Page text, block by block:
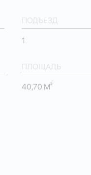
ПОДЪЕЗД
1
ПЛОЩАДЬ
40,70 М²